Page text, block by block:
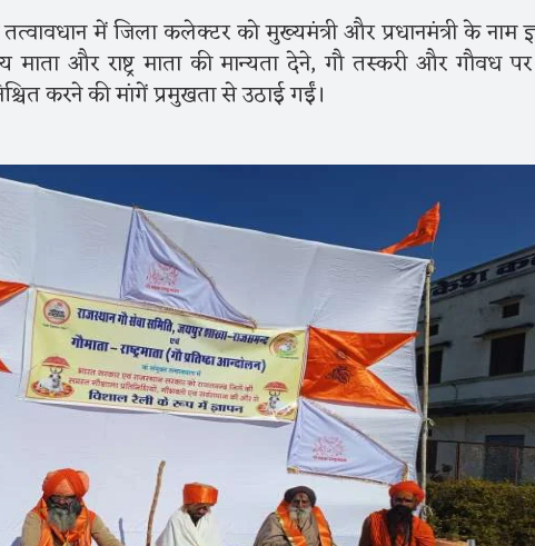
में जिला कलेक्टर को मुख्यमंत्री और प्रधानमंत्री के नाम
माता और राष्ट्र माता की मान्यता देने, गौ तस्करी और गौवध
करने की मांगें प्रमुखता से उठाई गईं।